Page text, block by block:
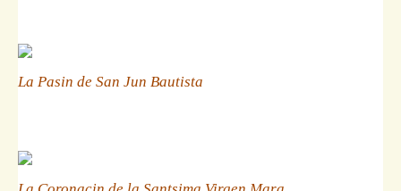
La Pasin de San Jun Bautista